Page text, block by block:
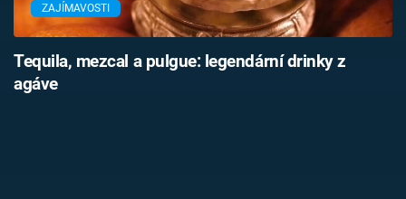
ZAJÍMAVOSTI
Tequila, mezcal a pulgue: legendární drinky z
agáve